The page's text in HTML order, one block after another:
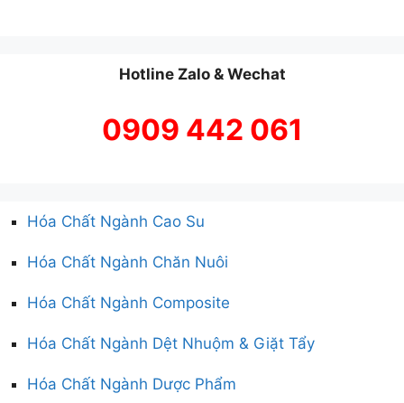
Hotline Zalo & Wechat
0909 442 061
Hóa Chất Ngành Cao Su
Hóa Chất Ngành Chăn Nuôi
Hóa Chất Ngành Composite
Hóa Chất Ngành Dệt Nhuộm & Giặt Tẩy
Hóa Chất Ngành Dược Phẩm